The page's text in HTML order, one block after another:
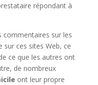
répondant à
commentaires sur les
sur ces sites Web, ce
ce que les autres ont
de nombreux
ont leur propre